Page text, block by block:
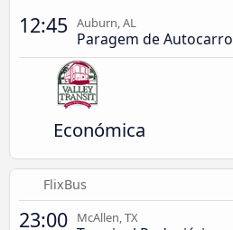
12:45 Auburn, AL
Paragem de Autocarro
Económica
FlixBus
23:00 McAllen, TX